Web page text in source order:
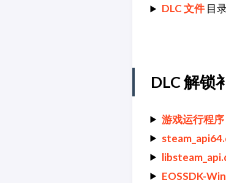
DLC 文件目
DLC 解锁
游戏运行程序
EOSSDK-